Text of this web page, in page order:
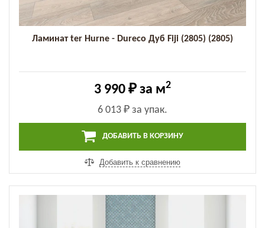
Ламинат ter Hurne - Dureco Дуб Fiji (2805) (2805)
3 990 ₽ за м2
6 013 ₽ за упак.
ДОБАВИТЬ В КОРЗИНУ
Добавить к сравнению